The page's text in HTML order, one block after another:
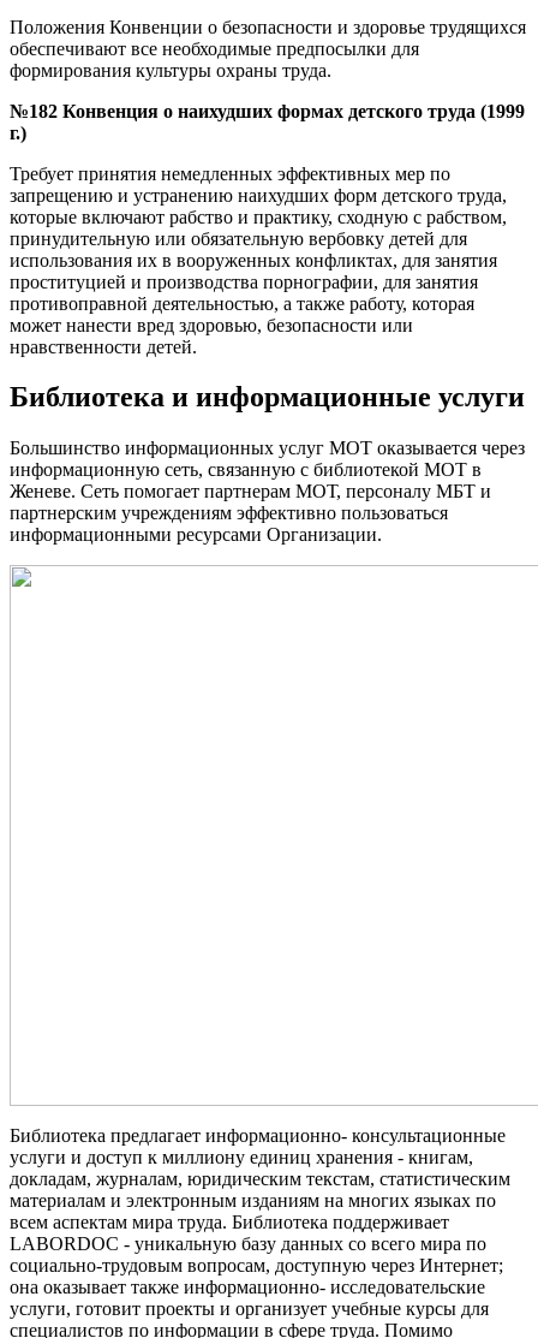
Положения Конвенции о безопасности и здоровье трудящихся
обеспечивают все необходимые предпосылки для
формирования культуры охраны труда.
№182 Конвенция о наихудших формах детского труда (1999
г.)
Требует принятия немедленных эффективных мер по
запрещению и устранению наихудших форм детского труда,
которые включают рабство и практику, сходную с рабством,
принудительную или обязательную вербовку детей для
использования их в вооруженных конфликтах, для занятия
проституцией и производства порнографии, для занятия
противоправной деятельностью, а также работу, которая
может нанести вред здоровью, безопасности или
нравственности детей.
Библиотека и информационные услуги
Большинство информационных услуг МОТ оказывается через
информационную сеть, связанную с библиотекой МОТ в
Женеве. Сеть помогает партнерам МОТ, персоналу МБТ и
партнерским учреждениям эффективно пользоваться
информационными ресурсами Организации.
Библиотека предлагает информационно- консультационные
услуги и доступ к миллиону единиц хранения - книгам,
докладам, журналам, юридическим текстам, статистическим
материалам и электронным изданиям на многих языках по
всем аспектам мира труда. Библиотека поддерживает
LABORDOC - уникальную базу данных со всего мира по
социально-трудовым вопросам, доступную через Интернет;
она оказывает также информационно- исследовательские
услуги, готовит проекты и организует учебные курсы для
специалистов по информации в сфере труда. Помимо